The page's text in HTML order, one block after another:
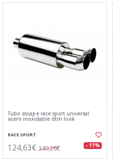
Tubo escape race sport universal
acero inoxidable dtm look
RACE SPORT
124,63€ 140,26€ - 11%